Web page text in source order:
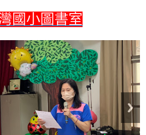
國小圖書室